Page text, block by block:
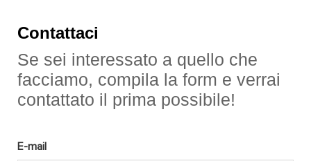
Contattaci
Se sei interessato a quello che
facciamo, compila la form e verrai
contattato il prima possibile!
E-mail